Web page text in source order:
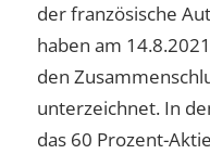
der französische
haben am
den
unterzeichnet. In
das 60 Prozent-